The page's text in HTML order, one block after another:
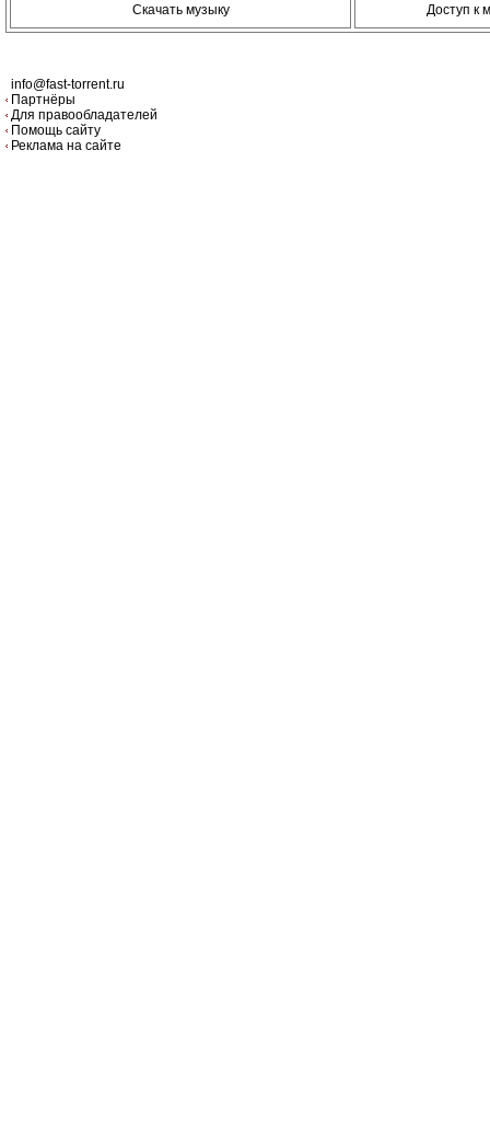
Скачать музыку Доступ к
info@fast-torrent.ru
Партнёры
Для правообладателей
Помощь сайту
Реклама на сайте